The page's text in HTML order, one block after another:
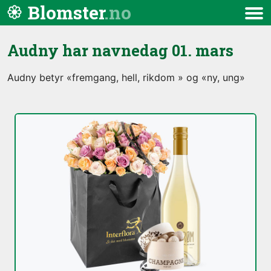
Hopp til innhold
Blomster
Meny
Audny har navnedag 01. mars
Audny betyr «fremgang, hell, rikdom » og «ny, ung»